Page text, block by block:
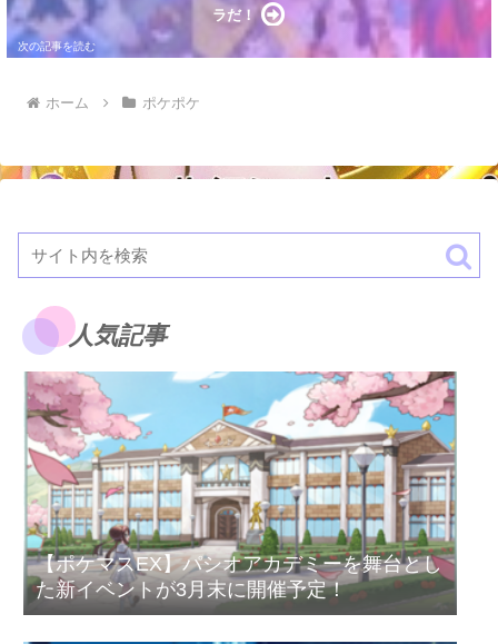
ラだ！
ホーム ポケポケ
人気記事
【ポケマスEX】パシオアカデミーを舞台とし
た新イベントが3月末に開催予定！